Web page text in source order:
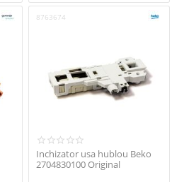
8763674
Inchizator usa hublou Beko
2704830100 Original